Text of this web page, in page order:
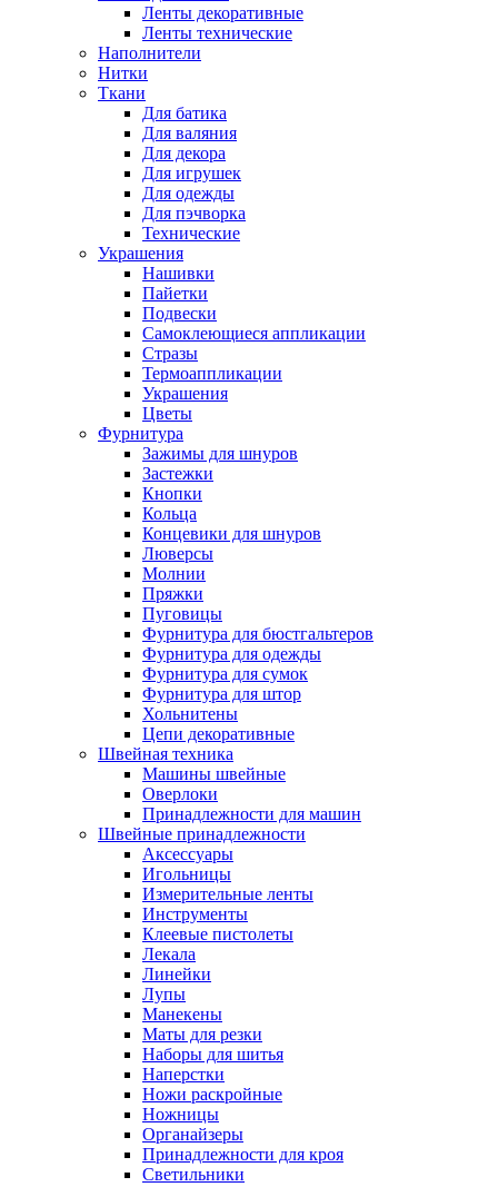
Ленты декоративные
Ленты технические
Наполнители
Нитки
Ткани
Для батика
Для валяния
Для декора
Для игрушек
Для одежды
Для пэчворка
Технические
Украшения
Нашивки
Пайетки
Подвески
Самоклеющиеся аппликации
Стразы
Термоаппликации
Украшения
Цветы
Фурнитура
Зажимы для шнуров
Застежки
Кнопки
Кольца
Концевики для шнуров
Люверсы
Молнии
Пряжки
Пуговицы
Фурнитура для бюстгальтеров
Фурнитура для одежды
Фурнитура для сумок
Фурнитура для штор
Хольнитены
Цепи декоративные
Швейная техника
Машины швейные
Оверлоки
Принадлежности для машин
Швейные принадлежности
Аксессуары
Игольницы
Измерительные ленты
Инструменты
Клеевые пистолеты
Лекала
Линейки
Лупы
Манекены
Маты для резки
Наборы для шитья
Наперстки
Ножи раскройные
Ножницы
Органайзеры
Принадлежности для кроя
Светильники